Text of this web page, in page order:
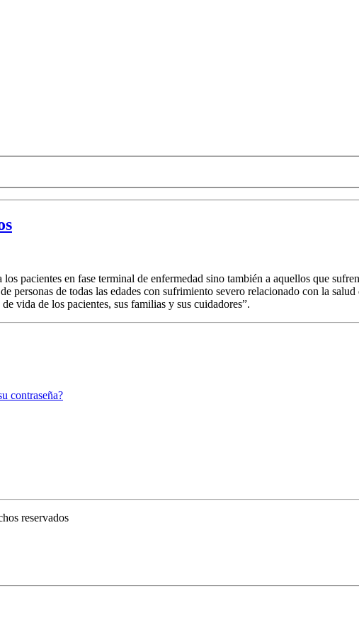
pacientes en fase terminal de enfermedad sino también a aquellos que
personas de todas las edades con sufrimiento severo relacionado con la
vida de los pacientes, sus familias y sus cuidadores”.
contraseña?
reservados